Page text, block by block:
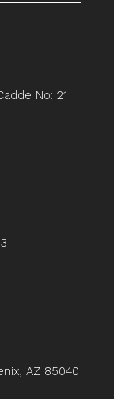
No: 21
AZ 85040